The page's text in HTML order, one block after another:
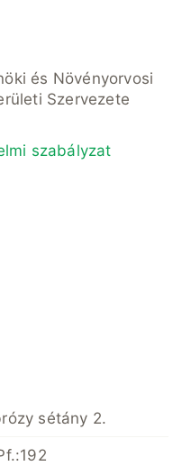
és Növényorvosi
Szervezete
szabályzat
sétány 2.